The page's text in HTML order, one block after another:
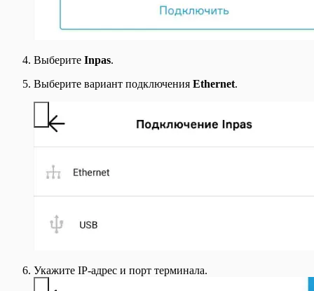
Выберите Inpas.
Выберите вариант подключения Ethernet.
Укажите IP-адрес и порт терминала.